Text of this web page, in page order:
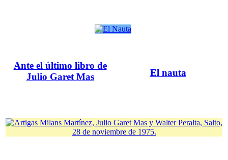
Ante el último libro de
Julio Garet Mas
El nauta